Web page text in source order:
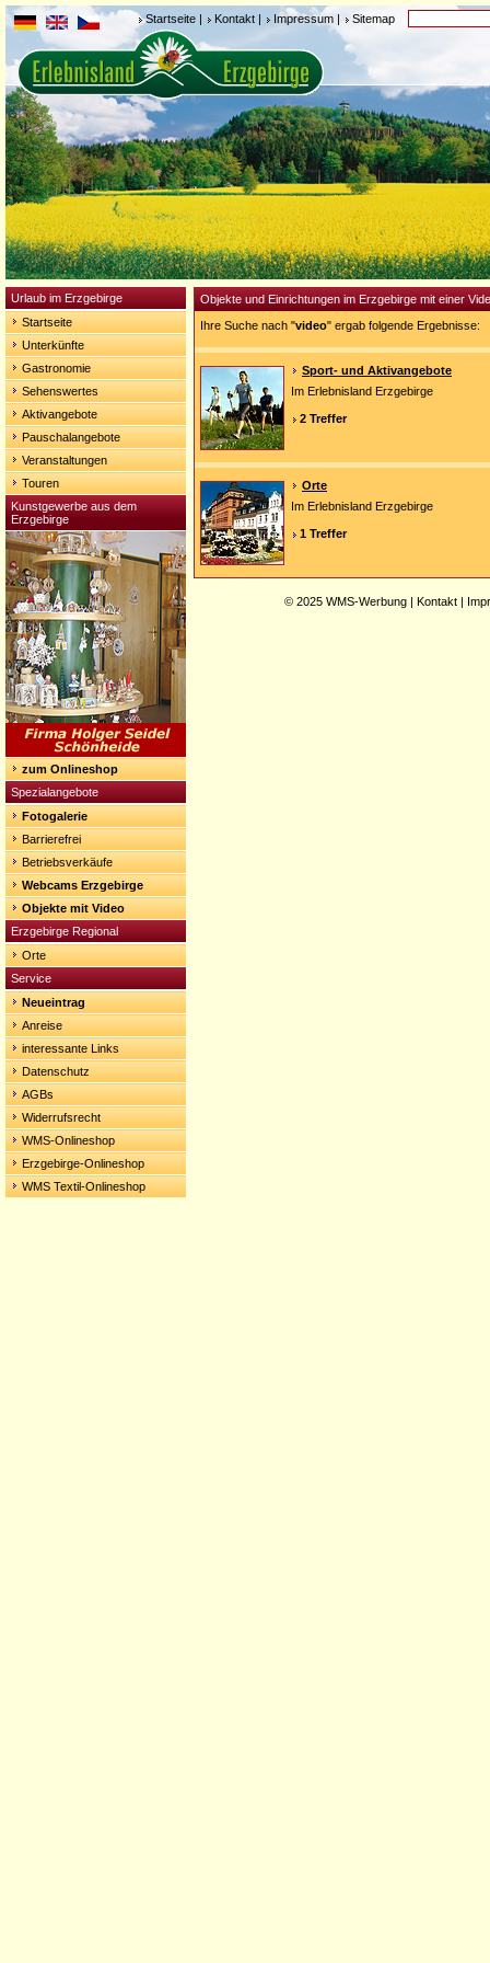
Startseite | Kontakt | Impressum | Sitemap
Urlaub im Erzgebirge
Startseite
Unterkünfte
Gastronomie
Sehenswertes
Aktivangebote
Pauschalangebote
Veranstaltungen
Touren
Kunstgewerbe aus dem
Erzgebirge
zum Onlineshop
Spezialangebote
Fotogalerie
Barrierefrei
Betriebsverkäufe
Webcams Erzgebirge
Objekte mit Video
Erzgebirge Regional
Orte
Service
Neueintrag
Anreise
interessante Links
Datenschutz
AGBs
Widerrufsrecht
WMS-Onlineshop
Erzgebirge-Onlineshop
WMS Textil-Onlineshop
Objekte und Einrichtungen im Erzgebirge mit einer
Ihre Suche nach "video" ergab folgende Ergebnisse:
Sport- und Aktivangebote
Im Erlebnisland Erzgebirge
2 Treffer
Orte
Im Erlebnisland Erzgebirge
1 Treffer
© 2025 WMS-Werbung | Kontakt |